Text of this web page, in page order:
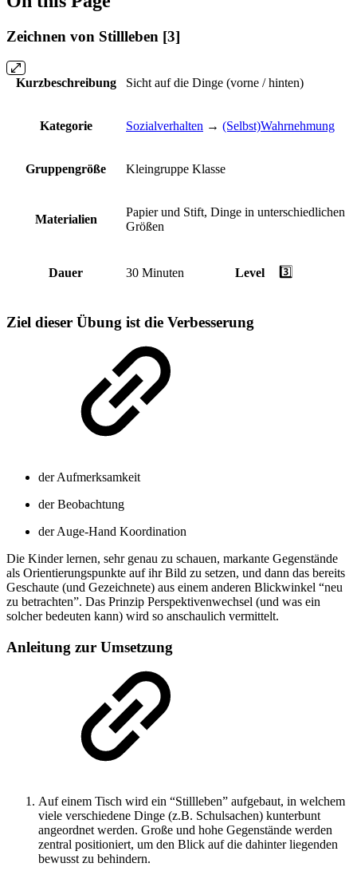
Zeichnen von Stillleben [3]
Kurzbeschreibung Sicht auf die Dinge (vorne / hinten)
Kategorie Sozialverhalten → (Selbst)Wahrnehmung
Gruppengröße Kleingruppe Klasse
Materialien
Papier und Stift, Dinge in unterschiedlichen
Größen
Dauer 30 Minuten Level 3️⃣
Ziel dieser Übung ist die Verbesserung
der Aufmerksamkeit
der Beobachtung
der Auge-Hand Koordination
Die Kinder lernen, sehr genau zu schauen, markante Gegenstände
als Orientierungspunkte auf ihr Bild zu setzen, und dann das bereits
Geschaute (und Gezeichnete) aus einem anderen Blickwinkel “neu
zu betrachten”. Das Prinzip Perspektivenwechsel (und was ein
solcher bedeuten kann) wird so anschaulich vermittelt.
Anleitung zur Umsetzung
Auf einem Tisch wird ein “Stillleben” aufgebaut, in welchem
viele verschiedene Dinge (z.B. Schulsachen) kunterbunt
angeordnet werden. Große und hohe Gegenstände werden
zentral positioniert, um den Blick auf die dahinter liegenden
bewusst zu behindern.